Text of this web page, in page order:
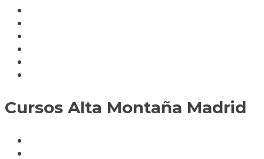
Cursos Alta Montaña Madrid